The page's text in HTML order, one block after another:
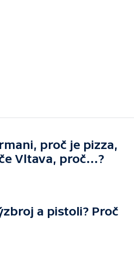
proč je pizza,
Vltava, proč...?
a pistoli? Proč